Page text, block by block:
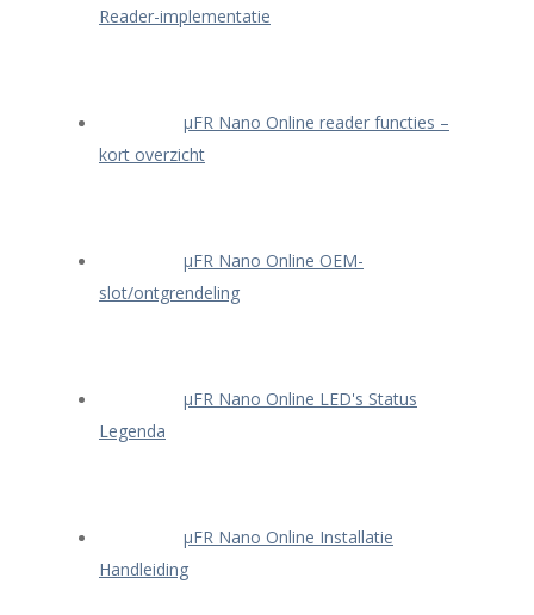
Reader-implementatie
μFR Nano Online reader functies –
kort overzicht
μFR Nano Online OEM-
slot/ontgrendeling
μFR Nano Online LED's Status
Legenda
μFR Nano Online Installatie
Handleiding